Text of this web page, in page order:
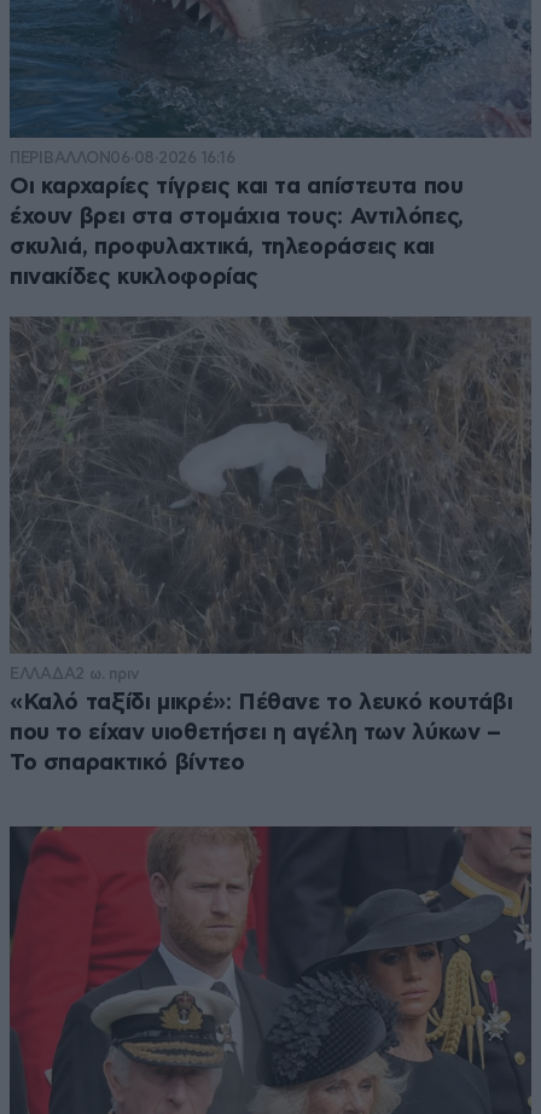
ΠΕΡΙΒΑΛΛΟΝ 06·08·2026 16:16
Οι καρχαρίες τίγρεις και τα απίστευτα που
έχουν βρει στα στομάχια τους: Αντιλόπες,
σκυλιά, προφυλαχτικά, τηλεοράσεις και
πινακίδες κυκλοφορίας
ΕΛΛΑΔΑ2 ω. πριν
«Καλό ταξίδι μικρέ»: Πέθανε το λευκό κουτάβι
που το είχαν υιοθετήσει η αγέλη των λύκων –
Το σπαρακτικό βίντεο